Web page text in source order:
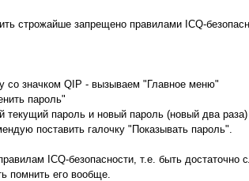
строжайше запрещено правилами ICQ-
со значком QIP - вызываем "Главное меню"
пароль"
пароль и новый пароль (новый два раза)
поставить галочку "Показывать пароль".
ICQ-безопасности, т.е. быть
помнить его вообще.